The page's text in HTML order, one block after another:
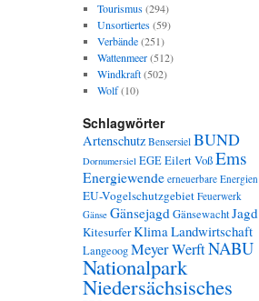
Tourismus(294)
Unsortiertes(59)
Verbände(251)
Wattenmeer(512)
Windkraft(502)
Wolf(10)
Schlagwörter
Artenschutz Bensersiel BUND
Dornumersiel EGEEilert VoßEms
Energiewende erneuerbare Energien
EU-Vogelschutzgebiet Feuerwerk
Gänse GänsejagdGänsewachtJagd
KitesurferKlimaLandwirtschaft
LangeoogMeyer WerftNABU
Nationalpark
Niedersächsisches